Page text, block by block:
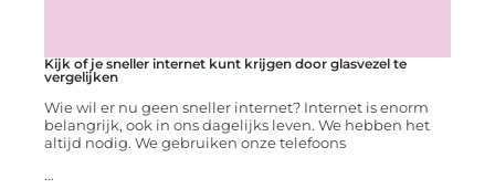
Kijk of je sneller internet kunt krijgen door glasvezel te
vergelijken
Wie wil er nu geen sneller internet? Internet is enorm
belangrijk, ook in ons dagelijks leven. We hebben het
altijd nodig. We gebruiken onze telefoons
...